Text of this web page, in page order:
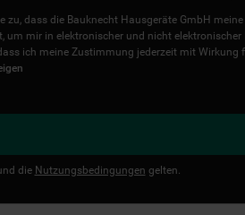
zu, dass die Bauknecht Hausgeräte GmbH
um mir in elektronischer und nicht
ich meine Zustimmung jederzeit mit Wirkung
die Nutzungsbedingungen gelten.